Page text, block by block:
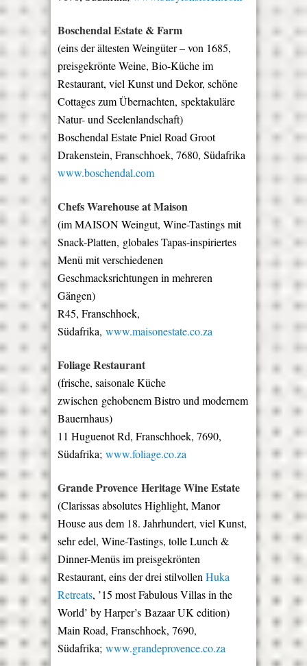
Boschendal Estate & Farm
(eins der ältesten Weingüter – von 1685,
preisgekrönte Weine, Bio-Küche im
Restaurant, viel Kunst und Dekor, schöne
Cottages zum Übernachten, spektakuläre
Natur- und Seelenlandschaft)
Boschendal Estate Pniel Road Groot
Drakenstein, Franschhoek, 7680, Südafrika
www.boschendal.com
Chefs Warehouse at Maison
(im MAISON Weingut, Wine-Tastings mit
Snack-Platten, globales Tapas-inspiriertes
Menü mit verschiedenen
Geschmacksrichtungen in mehreren
Gängen)
R45, Franschhoek,
Südafrika, www.maisonestate.co.za
Foliage Restaurant
(frische, saisonale Küche
zwischen gehobenem Bistro und modernem
Bauernhaus)
11 Huguenot Rd, Franschhoek, 7690,
Südafrika; www.foliage.co.za
Grande Provence Heritage Wine Estate
(Clarissas absolutes Highlight, Manor
House aus dem 18. Jahrhundert, viel Kunst,
sehr edel, Wine-Tastings, tolle Lunch &
Dinner-Menüs im preisgekrönten
Restaurant, eins der drei stilvollen Huka
Retreats, ’15 most Fabulous Villas in the
World’ by Harper’s Bazaar UK edition)
Main Road, Franschhoek, 7690,
Südafrika; www.grandeprovence.co.za